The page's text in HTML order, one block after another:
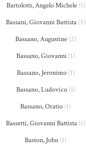
Bartolotti, Angelo Michele(1)
Bassani, Giovanni Battista(5)
Bassano, Augustine(2)
Bassano, Giovanni (1)
Bassano, Jeronimo(1)
Bassano, Ludovico(1)
Bassano, Oratio (1)
Bassetti, Giovanni Battista (1)
Baston, John (1)